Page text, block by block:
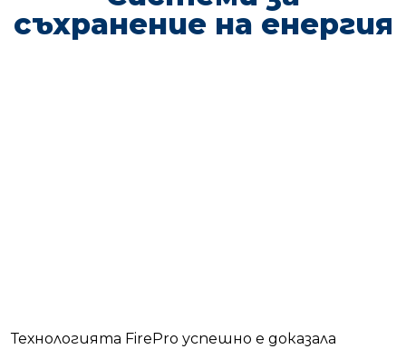
съхранение на енергия
Технологията FirePro успешно е доказала